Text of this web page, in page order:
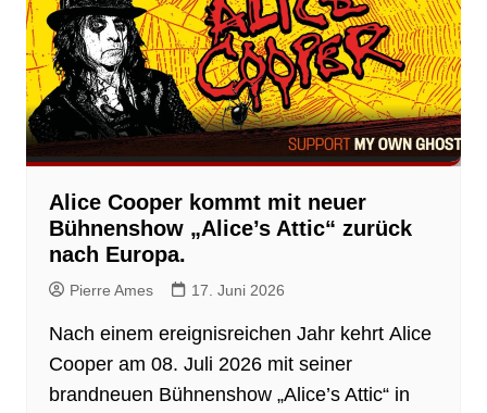
Alice Cooper kommt mit neuer
Bühnenshow „Alice’s Attic“ zurück
nach Europa.
Pierre Ames 17. Juni 2026
Nach einem ereignisreichen Jahr kehrt Alice
Cooper am 08. Juli 2026 mit seiner
brandneuen Bühnenshow „Alice’s Attic“ in